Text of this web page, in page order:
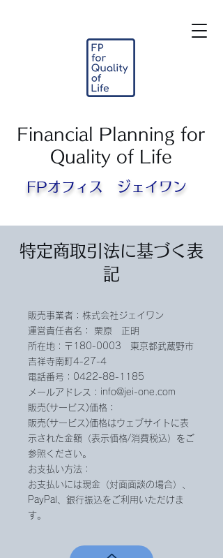
FPオフィス ジェイワン​
Financial Planning for
Quality of Life
特定商取引法に基づく表
記
販売事業者：株式会社ジェイワン
運営責任者名： 栗原 正明
所在地：〒180-0003 東京都武蔵野市
吉祥寺南町4-27-4
電話番号：0422-88-1185
メールアドレス： info@jei-one.com
販売(サービス)価格：
販売(サービス)価格はウェブサイトに表
示された金額（表示価格/消費税込）をご
参照ください。
​お支払い方法：
お支払いには現金（対面面談の場合）、
PayPal、銀行振込をご利用いただけま
す。​​